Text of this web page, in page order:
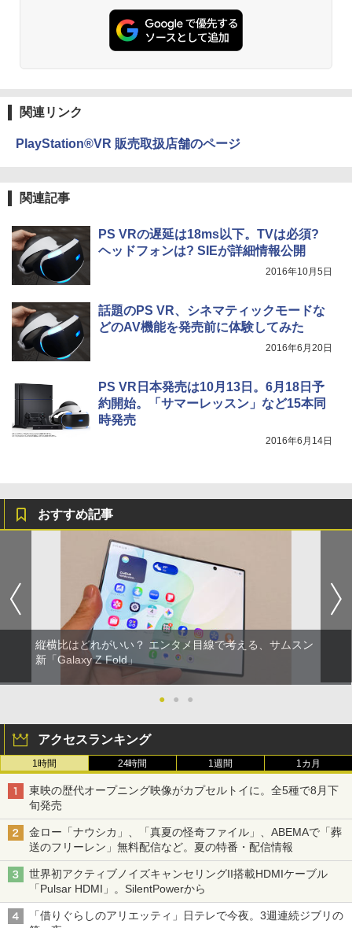
関連リンク
PlayStation®VR 販売取扱店舗のページ
関連記事
PS VRの遅延は18ms以下。TVは必須?
ヘッドフォンは? SIEが詳細情報公開
2016年10月5日
話題のPS VR、シネマティックモードな
どのAV機能を発売前に体験してみた
2016年6月20日
PS VR日本発売は10月13日。6月18日予
約開始。「サマーレッスン」など15本同
時発売
2016年6月14日
おすすめ記事
縦横比はどれがいい？ エンタメ目線で考える、サムスン
新「Galaxy Z Fold」
● ● ●
アクセスランキング
1時間 24時間 1週間 1カ月
東映の歴代オープニング映像がカプセルトイに。全5種で8月下
旬発売
金ロー「ナウシカ」、「真夏の怪奇ファイル」、ABEMAで「葬
送のフリーレン」無料配信など。夏の特番・配信情報
世界初アクティブノイズキャンセリングII搭載HDMIケーブル
「Pulsar HDMI」。SilentPowerから
「借りぐらしのアリエッティ」日テレで今夜。3週連続ジブリの